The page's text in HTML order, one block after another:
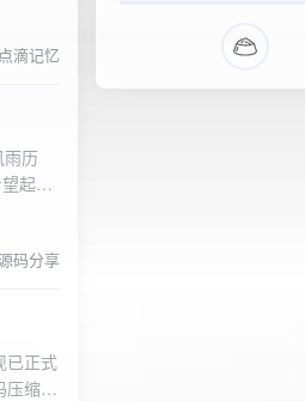
点滴记忆
历
起到
的社
码分享
已正式
压缩包